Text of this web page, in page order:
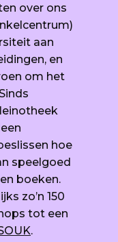
over ons
aan
en
om het
hoe
speelgoed
boeken.
zo’n 150
tot een
.